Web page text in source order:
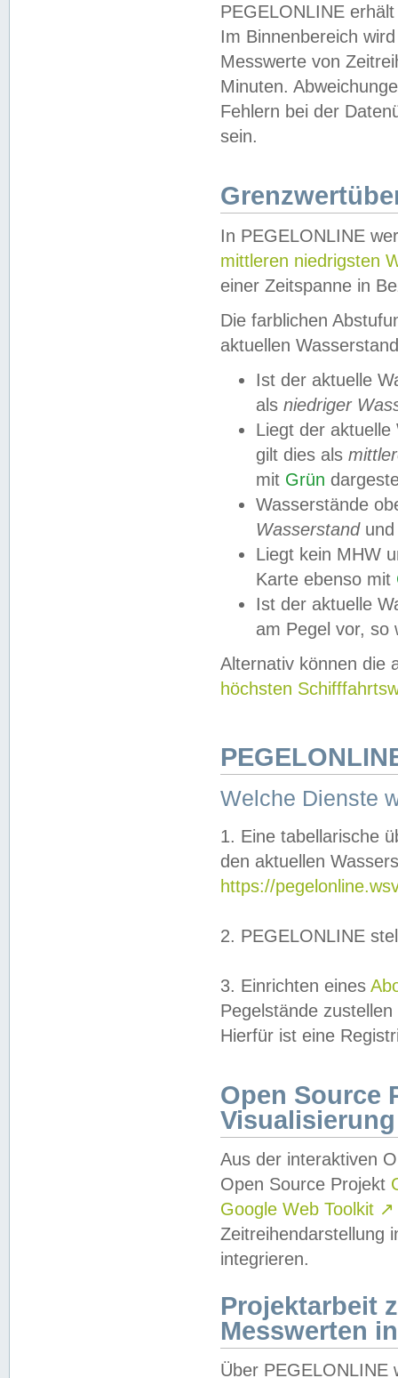
PEGELONLINE
Im Binnenbereich
Messwerte von
Minuten.
Fehlern bei der
sein.
In PEGELONLINE
mittleren niedrigsten
einer Zeitspanne in
Die farblichen
aktuellen
Ist der aktuelle
als niedriger
Liegt der
gilt dies als
mit Grün
Wasserstände
Wasserstandund
Liegt kein MHW
Karte ebenso mit
Ist der aktuelle
am Pegel vor,
Alternativ können die
höchsten
Welche Dienste
1. Eine tabellarische
den aktuellen
https://
2. PEGELONLINE
3. Einrichten eines
Pegelstände
Hierfür ist eine
Open Source
Visualisierung
Aus der interaktiven
Open Source Projekt
Google Web Toolkit ↗
Zeitreihendarstellung
integrieren.
Projektarbeit
Messwerten
Über PEGELONLINE